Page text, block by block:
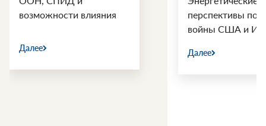
возможности влияния
Далее
перспективы
войны США и
Далее